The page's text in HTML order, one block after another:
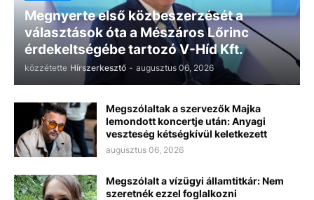
Megnyerte első közbeszerzését a
választások óta a Mészáros Lőrinc
érdekeltségébe tartozó V-Híd Kft.
közzétette Hírszerkesztő - augusztus 06, 2026
Megszólaltak a szervezők Majka
lemondott koncertje után: Anyagi
veszteség kétségkívül keletkezett
augusztus 06, 2026
Megszólalt a vízügyi államtitkár: Nem
szeretnék ezzel foglalkozni